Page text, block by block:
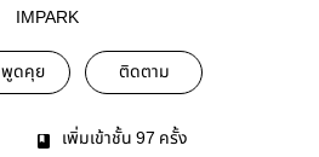
IMPARK
พูดคุย ติดตาม
เพิ่มเข้าชั้น 97 ครั้ง